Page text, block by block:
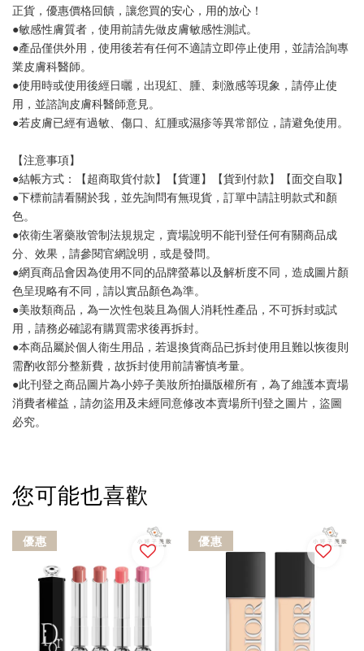
正貨，優惠價格回饋，讓您買的安心，用的放心！
●敏感性膚質者，使用前請先做皮膚敏感性測試。
●產品僅供外用，使用後若有任何不適請立即停止使用，並請洽詢專
業皮膚科醫師。
●使用時或使用後經日曬，出現紅、腫、刺激感等現象，請停止使
用，並諮詢皮膚科醫師意見。
●若皮膚已經有過敏、傷口、紅腫或濕疹等異常部位，請避免使用。
【注意事項】
●結帳方式：【超商取貨付款】【貨運】【貨到付款】【面交自取】
●下標前請看關於我，並先詢問有無現貨，訂單中請註明款式和顏
色。
●依衛生署藥妝管制法規規定，賣場說明不能刊登任何有關商品成
分、效果，請參閱官網說明，或是發問。
●網頁商品會因為使用不同的品牌螢幕以及解析度不同，造成圖片顏
色呈現略有不同，請以實品顏色為準。
●美妝類商品，為一次性包裝且為個人消耗性產品，不可拆封或試
用，請務必確認有購買需求後再拆封。
●本商品屬於個人衛生用品，若退換貨商品已拆封使用且難以恢復則
需酌收部分整新費，故拆封使用前請審慎考量。
●此刊登之商品圖片為小婷子美妝所拍攝版權所有，為了維護本賣場
消費者權益，請勿盜用及未經同意修改本賣場所刊登之圖片，盜圖
必究。
您可能也喜歡
優惠 優惠